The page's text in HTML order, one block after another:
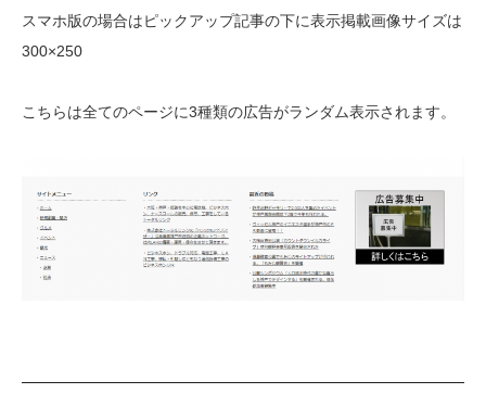
スマホ版の場合はピックアップ記事の下に表示掲載画像サイズは
300×250
こちらは全てのページに3種類の広告がランダム表示されます。